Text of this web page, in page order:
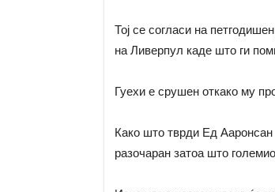
Тој се согласи на
на Ливерпул каде што ги
Гуехи е срушен откако му
Како што тврди Ед Ааронсан
разочаран затоа што